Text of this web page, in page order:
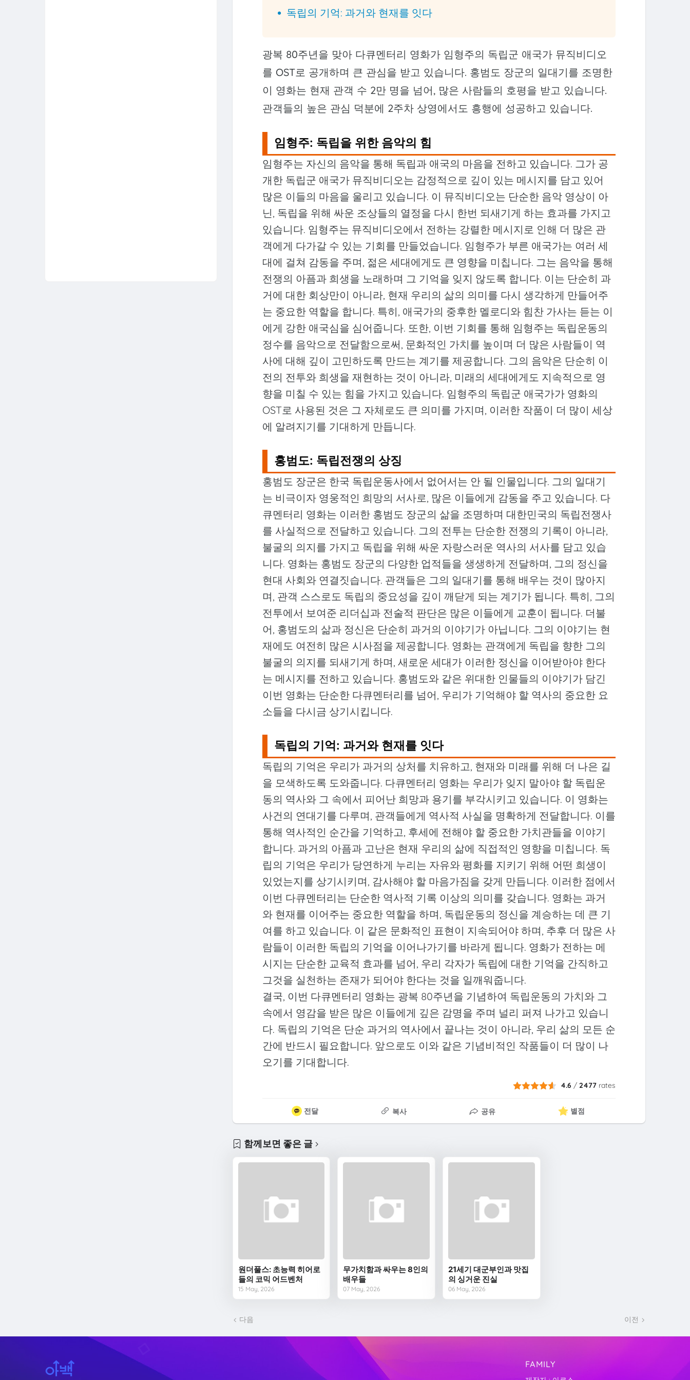
독립의 기억: 과거와 현재를 잇다
광복 80주년을 맞아 다큐멘터리 영화가 임형주의 독립군 애국가 뮤직비디오
를 OST로 공개하며 큰 관심을 받고 있습니다. 홍범도 장군의 일대기를 조명한
이 영화는 현재 관객 수 2만 명을 넘어, 많은 사람들의 호평을 받고 있습니다.
관객들의 높은 관심 덕분에 2주차 상영에서도 흥행에 성공하고 있습니다.
임형주: 독립을 위한 음악의 힘
임형주는 자신의 음악을 통해 독립과 애국의 마음을 전하고 있습니다. 그가 공
개한 독립군 애국가 뮤직비디오는 감정적으로 깊이 있는 메시지를 담고 있어
많은 이들의 마음을 울리고 있습니다. 이 뮤직비디오는 단순한 음악 영상이 아
닌, 독립을 위해 싸운 조상들의 열정을 다시 한번 되새기게 하는 효과를 가지고
있습니다. 임형주는 뮤직비디오에서 전하는 강렬한 메시지로 인해 더 많은 관
객에게 다가갈 수 있는 기회를 만들었습니다. 임형주가 부른 애국가는 여러 세
대에 걸쳐 감동을 주며, 젊은 세대에게도 큰 영향을 미칩니다. 그는 음악을 통해
전쟁의 아픔과 희생을 노래하며 그 기억을 잊지 않도록 합니다. 이는 단순히 과
거에 대한 회상만이 아니라, 현재 우리의 삶의 의미를 다시 생각하게 만들어주
는 중요한 역할을 합니다. 특히, 애국가의 중후한 멜로디와 힘찬 가사는 듣는 이
에게 강한 애국심을 심어줍니다. 또한, 이번 기회를 통해 임형주는 독립운동의
정수를 음악으로 전달함으로써, 문화적인 가치를 높이며 더 많은 사람들이 역
사에 대해 깊이 고민하도록 만드는 계기를 제공합니다. 그의 음악은 단순히 이
전의 전투와 희생을 재현하는 것이 아니라, 미래의 세대에게도 지속적으로 영
향을 미칠 수 있는 힘을 가지고 있습니다. 임형주의 독립군 애국가가 영화의
OST로 사용된 것은 그 자체로도 큰 의미를 가지며, 이러한 작품이 더 많이 세상
에 알려지기를 기대하게 만듭니다.
홍범도: 독립전쟁의 상징
홍범도 장군은 한국 독립운동사에서 없어서는 안 될 인물입니다. 그의 일대기
는 비극이자 영웅적인 희망의 서사로, 많은 이들에게 감동을 주고 있습니다. 다
큐멘터리 영화는 이러한 홍범도 장군의 삶을 조명하며 대한민국의 독립전쟁사
를 사실적으로 전달하고 있습니다. 그의 전투는 단순한 전쟁의 기록이 아니라,
불굴의 의지를 가지고 독립을 위해 싸운 자랑스러운 역사의 서사를 담고 있습
니다. 영화는 홍범도 장군의 다양한 업적들을 생생하게 전달하며, 그의 정신을
현대 사회와 연결짓습니다. 관객들은 그의 일대기를 통해 배우는 것이 많아지
며, 관객 스스로도 독립의 중요성을 깊이 깨닫게 되는 계기가 됩니다. 특히, 그의
전투에서 보여준 리더십과 전술적 판단은 많은 이들에게 교훈이 됩니다. 더불
어, 홍범도의 삶과 정신은 단순히 과거의 이야기가 아닙니다. 그의 이야기는 현
재에도 여전히 많은 시사점을 제공합니다. 영화는 관객에게 독립을 향한 그의
불굴의 의지를 되새기게 하며, 새로운 세대가 이러한 정신을 이어받아야 한다
는 메시지를 전하고 있습니다. 홍범도와 같은 위대한 인물들의 이야기가 담긴
이번 영화는 단순한 다큐멘터리를 넘어, 우리가 기억해야 할 역사의 중요한 요
소들을 다시금 상기시킵니다.
독립의 기억: 과거와 현재를 잇다
독립의 기억은 우리가 과거의 상처를 치유하고, 현재와 미래를 위해 더 나은 길
을 모색하도록 도와줍니다. 다큐멘터리 영화는 우리가 잊지 말아야 할 독립운
동의 역사와 그 속에서 피어난 희망과 용기를 부각시키고 있습니다. 이 영화는
사건의 연대기를 다루며, 관객들에게 역사적 사실을 명확하게 전달합니다. 이를
통해 역사적인 순간을 기억하고, 후세에 전해야 할 중요한 가치관들을 이야기
합니다. 과거의 아픔과 고난은 현재 우리의 삶에 직접적인 영향을 미칩니다. 독
립의 기억은 우리가 당연하게 누리는 자유와 평화를 지키기 위해 어떤 희생이
있었는지를 상기시키며, 감사해야 할 마음가짐을 갖게 만듭니다. 이러한 점에서
이번 다큐멘터리는 단순한 역사적 기록 이상의 의미를 갖습니다. 영화는 과거
와 현재를 이어주는 중요한 역할을 하며, 독립운동의 정신을 계승하는 데 큰 기
여를 하고 있습니다. 이 같은 문화적인 표현이 지속되어야 하며, 추후 더 많은 사
람들이 이러한 독립의 기억을 이어나가기를 바라게 됩니다. 영화가 전하는 메
시지는 단순한 교육적 효과를 넘어, 우리 각자가 독립에 대한 기억을 간직하고
그것을 실천하는 존재가 되어야 한다는 것을 일깨워줍니다.
결국, 이번 다큐멘터리 영화는 광복 80주년을 기념하여 독립운동의 가치와 그
속에서 영감을 받은 많은 이들에게 깊은 감명을 주며 널리 퍼져 나가고 있습니
다. 독립의 기억은 단순 과거의 역사에서 끝나는 것이 아니라, 우리 삶의 모든 순
간에 반드시 필요합니다. 앞으로도 이와 같은 기념비적인 작품들이 더 많이 나
오기를 기대합니다.
4.6 /2477 rates
전달 복사 공유 별점
함께보면 좋은 글
원더풀스: 초능력 히어로
들의 코믹 어드벤처
15 May, 2026
무가치함과 싸우는 8인의
배우들
07 May, 2026
21세기 대군부인과 맛집
의 싱거운 진실
06 May, 2026
다음 이전
FAMILY